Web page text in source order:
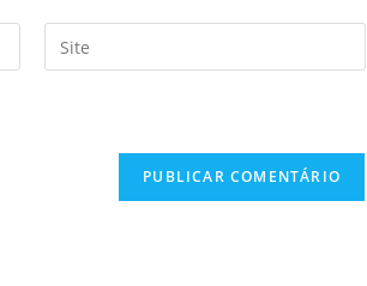
Digite
o